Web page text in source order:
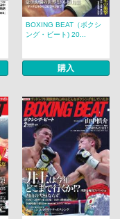
BOXING BEAT（ボクシ
ング・ビート) 20...
購入